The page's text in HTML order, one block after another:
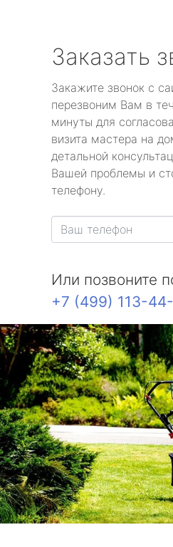
Заказать
Закажите звонок с
перезвоним Вам в
минуты для
визита мастера на
детальной
Вашей проблемы и
телефону.
Или позвоните
+7 (499) 113-